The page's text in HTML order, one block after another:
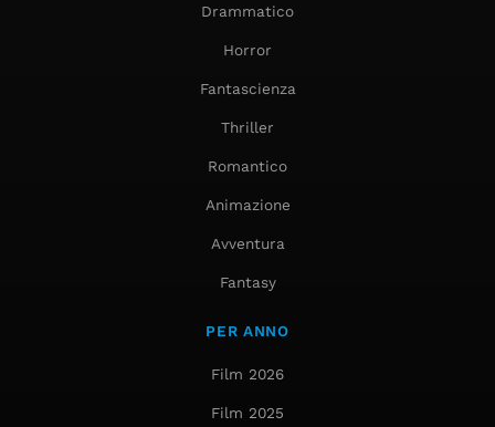
Drammatico
Horror
Fantascienza
Thriller
Romantico
Animazione
Avventura
Fantasy
PER ANNO
Film 2026
Film 2025